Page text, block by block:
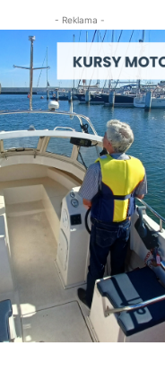
- Reklama -